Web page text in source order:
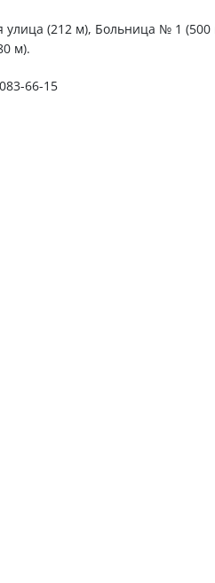
улица (212 м), Больница № 1 (500
м).
66-15